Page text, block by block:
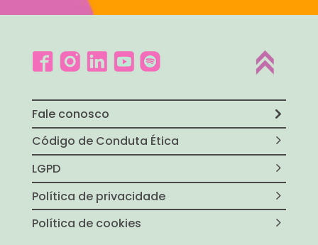
Fale conosco
Código de Conduta Ética
LGPD
Política de privacidade
Política de cookies